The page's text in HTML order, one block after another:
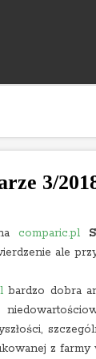
3/
nacomparic.pl
ale
bardzo dobra
z farmy